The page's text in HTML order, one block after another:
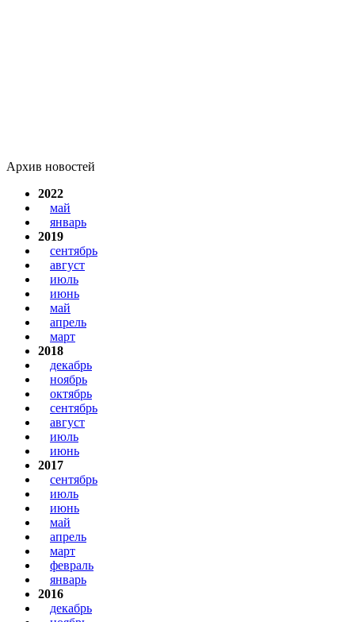
Архив новостей
2022
май
январь
2019
сентябрь
август
июль
июнь
май
апрель
март
2018
декабрь
ноябрь
октябрь
сентябрь
август
июль
июнь
2017
сентябрь
июль
июнь
май
апрель
март
февраль
январь
2016
декабрь